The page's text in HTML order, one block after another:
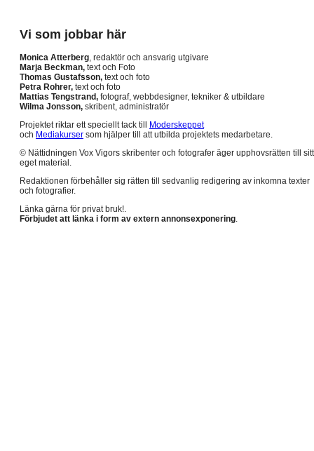
Vi som jobbar här
Monica Atterberg, redaktör och ansvarig utgivare
Marja Beckman, text och Foto
Thomas Gustafsson, text och foto
Petra Rohrer, text och foto
Mattias Tengstrand, fotograf, webbdesigner, tekniker & utbildare
Wilma Jonsson, skribent, administratör
Projektet riktar ett speciellt tack till
Moderskeppet
och Mediakurser som hjälper till att utbilda projektets medarbetare.
© Nättidningen Vox Vigors skribenter och fotografer äger upphovsrätten till sitt
eget material.
Redaktionen förbehåller sig rätten till sedvanlig redigering av inkomna texter
och fotografier.
Länka gärna för privat bruk!.
Förbjudet att länka i form av extern annonsexponering.